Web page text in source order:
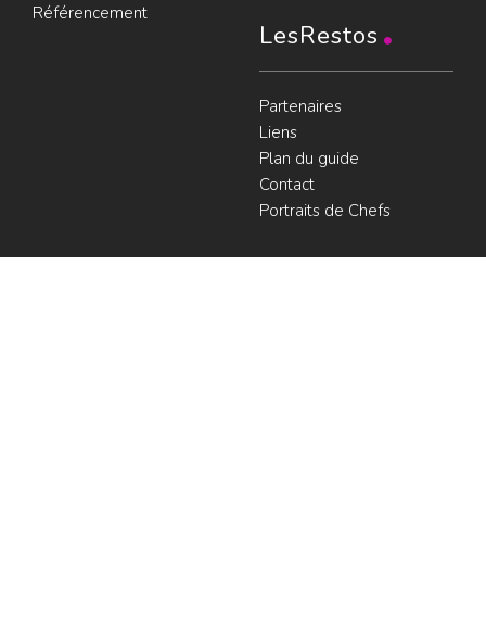
Référencement
LesRestos
Partenaires
Liens
Plan du guide
Contact
Portraits de Chefs